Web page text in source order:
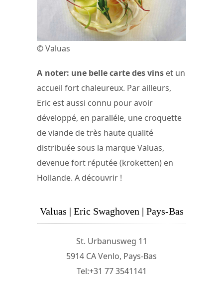
© Valuas
A noter: une belle carte des vins et un
accueil fort chaleureux. Par ailleurs,
Eric est aussi connu pour avoir
développé, en paralléle, une croquette
de viande de très haute qualité
distribuée sous la marque Valuas,
devenue fort réputée (kroketten) en
Hollande. A découvrir !
Valuas | Eric Swaghoven | Pays-Bas
St. Urbanusweg 11
5914 CA Venlo, Pays-Bas
Tel:+31 77 3541141